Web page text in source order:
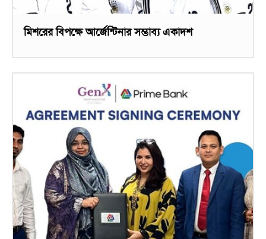
মিশরের বিপক্ষে আর্জেন্টিনার সম্ভাব্য একাদশ